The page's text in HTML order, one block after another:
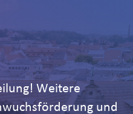
Weitere
und